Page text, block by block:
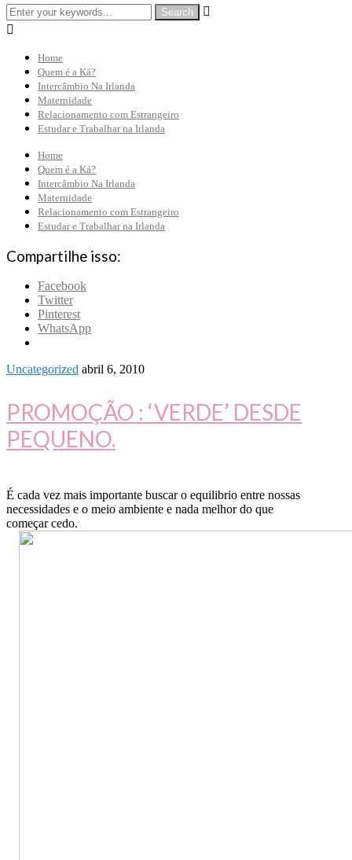


Home
Quem é a Ká?
Intercâmbio Na Irlanda
Maternidade
Relacionamento com Estrangeiro
Estudar e Trabalhar na Irlanda
Home
Quem é a Ká?
Intercâmbio Na Irlanda
Maternidade
Relacionamento com Estrangeiro
Estudar e Trabalhar na Irlanda
Compartilhe isso:
Facebook
Twitter
Pinterest
WhatsApp
Uncategorized abril 6, 2010
PROMOÇÃO : ‘VERDE’ DESDE
PEQUENO.
É cada vez mais importante buscar o equilibrio entre nossas
necessidades e o meio ambiente e nada melhor do que
começar cedo.